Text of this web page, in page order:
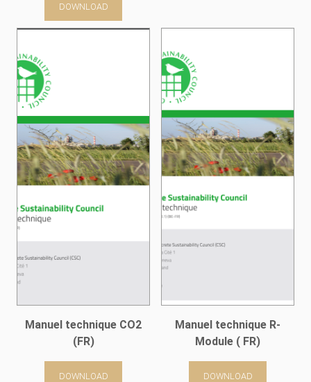
DOWNLOAD
Manuel technique CO2
(FR)
DOWNLOAD
Manuel technique R-
Module ( FR)
DOWNLOAD